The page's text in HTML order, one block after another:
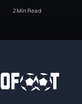
2 Min Read